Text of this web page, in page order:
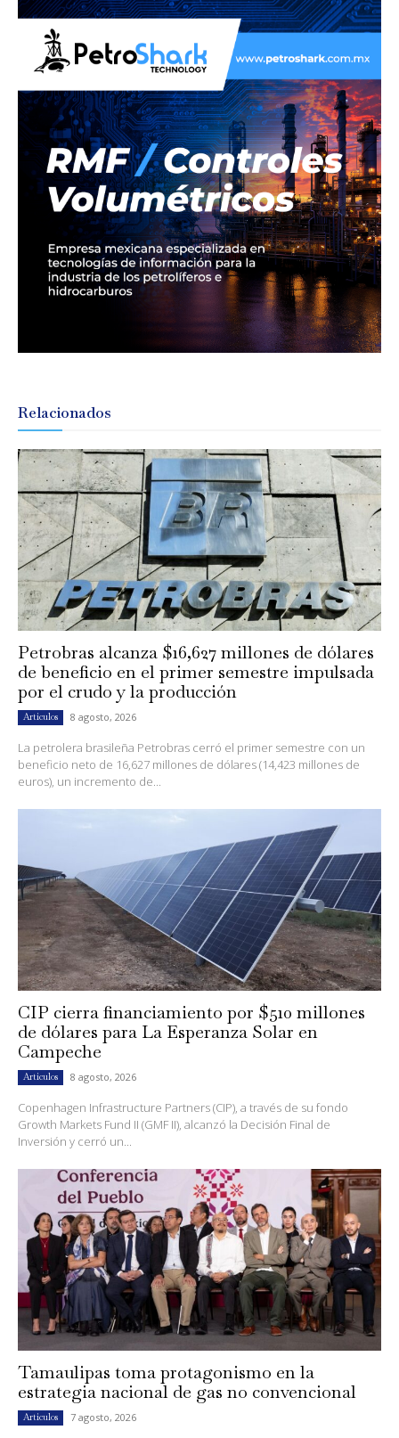
Relacionados
Petrobras alcanza $16,627 millones de dólares
de beneficio en el primer semestre impulsada
por el crudo y la producción
Artículos 8 agosto, 2026
La petrolera brasileña Petrobras cerró el primer semestre con un
beneficio neto de 16,627 millones de dólares (14,423 millones de
euros), un incremento de...
CIP cierra financiamiento por $510 millones
de dólares para La Esperanza Solar en
Campeche
Artículos 8 agosto, 2026
Copenhagen Infrastructure Partners (CIP), a través de su fondo
Growth Markets Fund II (GMF II), alcanzó la Decisión Final de
Inversión y cerró un...
Tamaulipas toma protagonismo en la
estrategia nacional de gas no convencional
Artículos 7 agosto, 2026